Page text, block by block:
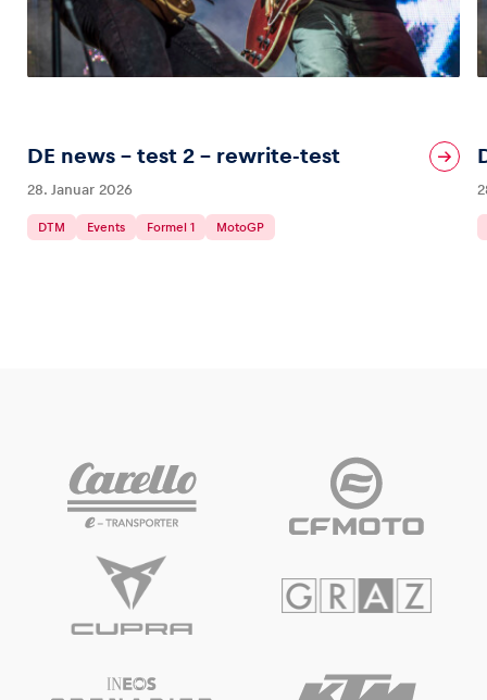
DE news – test 2 – rewrite-test
28. Januar 2026
DTM Events Formel 1 MotoGP